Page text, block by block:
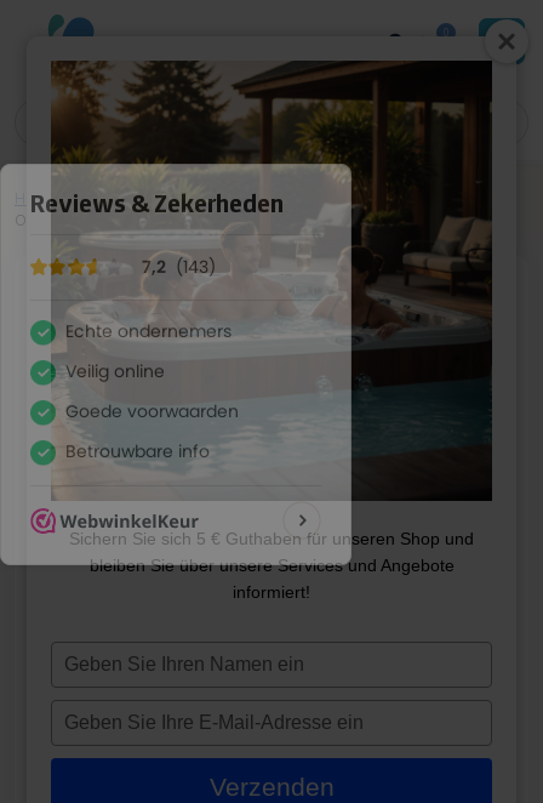
0
Home » Shop » Whirlpool-Teile » Elektrik Displayaufkleber
Overlay (3) 1p keine Luft
VL260 OVERLAY (3) 1P KEINE
ZR-21909
16,09€
Auf Lager
Sichern Sie sich 5 € Guthaben für unseren Shop und
bleiben Sie über unsere Services und Angebote
informiert!
Typ
naam
Typ
e-
Verzenden